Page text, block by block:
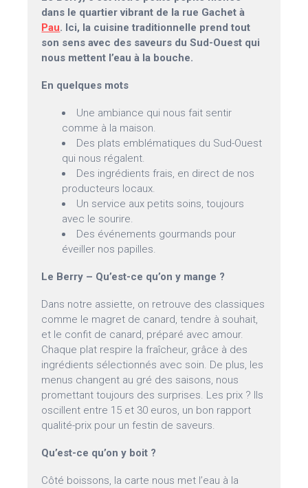
dans le quartier vibrant de la rue Gachet à
Pau. Ici, la cuisine traditionnelle prend tout
son sens avec des saveurs du Sud-Ouest qui
nous mettent l’eau à la bouche.
En quelques mots
Une ambiance qui nous fait sentir
comme à la maison.
Des plats emblématiques du Sud-Ouest
qui nous régalent.
Des ingrédients frais, en direct de nos
producteurs locaux.
Un service aux petits soins, toujours
avec le sourire.
Des événements gourmands pour
éveiller nos papilles.
Le Berry – Qu’est-ce qu’on y mange ?
Dans notre assiette, on retrouve des classiques
comme le magret de canard, tendre à souhait,
et le confit de canard, préparé avec amour.
Chaque plat respire la fraîcheur, grâce à des
ingrédients sélectionnés avec soin. De plus, les
menus changent au gré des saisons, nous
promettant toujours des surprises. Les prix ? Ils
oscillent entre 15 et 30 euros, un bon rapport
qualité-prix pour un festin de saveurs.
Qu’est-ce qu’on y boit ?
Côté boissons, la carte nous met l’eau à la